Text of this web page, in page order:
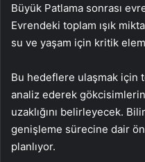
Büyük Patlama sonrası
Evrendeki toplam ışık
su ve yaşam için kritik
Bu hedeflere ulaşmak için
analiz ederek
uzaklığını belirleyecek.
genişleme sürecine dair
planlıyor.